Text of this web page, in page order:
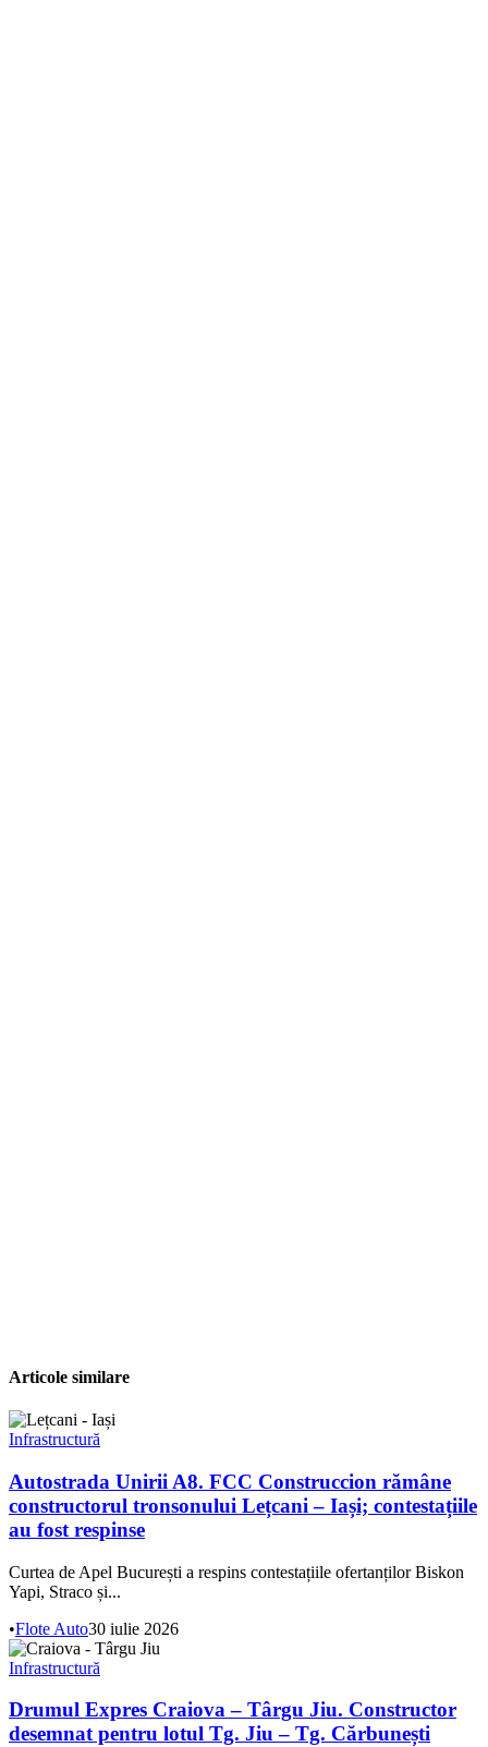
Articole similare
Infrastructură
Autostrada Unirii A8. FCC Construccion rămâne
constructorul tronsonului Lețcani – Iași; contestațiile
au fost respinse
Curtea de Apel București a respins contestațiile ofertanților Biskon
Yapi, Straco și...
•Flote Auto30 iulie 2026
Infrastructură
Drumul Expres Craiova – Târgu Jiu. Constructor
desemnat pentru lotul Tg. Jiu – Tg. Cărbunești